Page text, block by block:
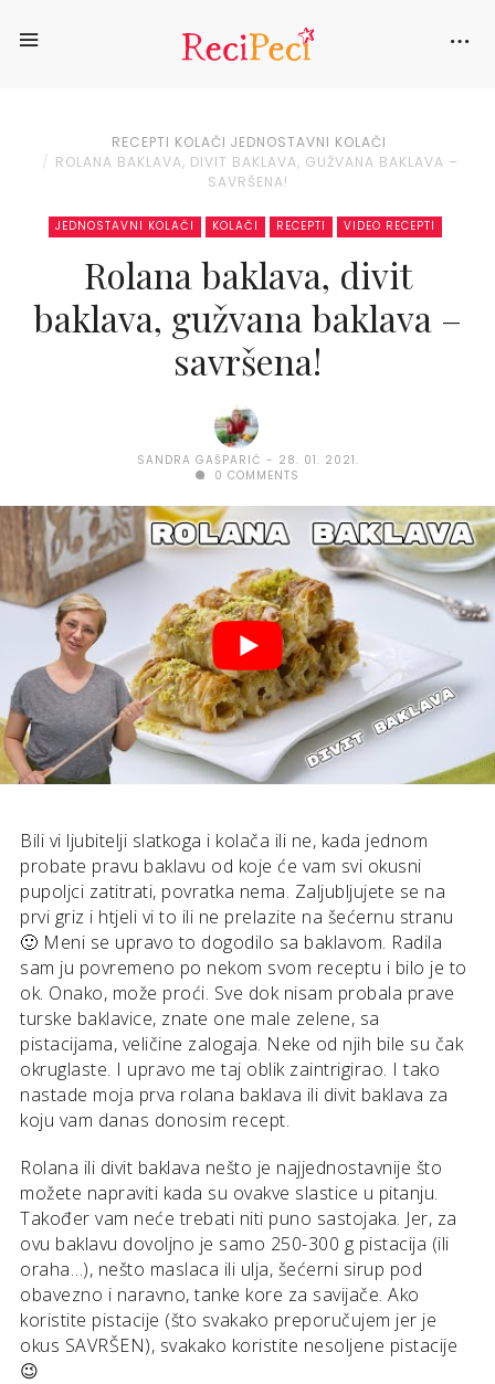
RECEPTI KOLAČI JEDNOSTAVNI KOLAČI
ROLANA BAKLAVA, DIVIT BAKLAVA, GUŽVANA BAKLAVA –
SAVRŠENA!
JEDNOSTAVNI KOLAČI KOLAČI RECEPTI VIDEO RECEPTI
Rolana baklava, divit
baklava, gužvana baklava –
savršena!
SANDRA GAŠPARIĆ
28. 01. 2021.
0 COMMENTS
Bili vi ljubitelji slatkoga i kolača ili ne, kada jednom
probate pravu baklavu od koje će vam svi okusni
pupoljci zatitrati, povratka nema. Zaljubljujete se na
prvi griz i htjeli vi to ili ne prelazite na šećernu stranu
🙂 Meni se upravo to dogodilo sa baklavom. Radila
sam ju povremeno po nekom svom receptu i bilo je to
ok. Onako, može proći. Sve dok nisam probala prave
turske baklavice, znate one male zelene, sa
pistacijama, veličine zalogaja. Neke od njih bile su čak
okruglaste. I upravo me taj oblik zaintrigirao. I tako
nastade moja prva rolana baklava ili divit baklava za
koju vam danas donosim recept.
Rolana ili divit baklava nešto je najjednostavnije što
možete napraviti kada su ovakve slastice u pitanju.
Također vam neće trebati niti puno sastojaka. Jer, za
ovu baklavu dovoljno je samo 250-300 g pistacija (ili
oraha…), nešto maslaca ili ulja, šećerni sirup pod
obavezno i naravno, tanke kore za savijače. Ako
koristite pistacije (što svakako preporučujem jer je
okus SAVRŠEN), svakako koristite nesoljene pistacije
😉